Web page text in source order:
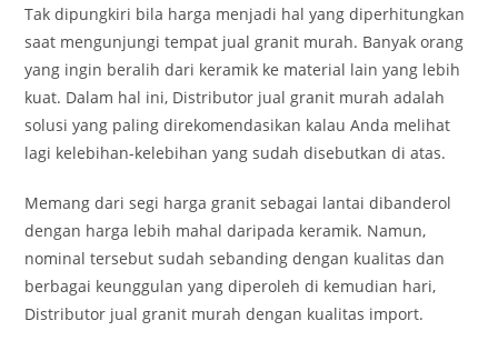
Tak dipungkiri bila harga menjadi hal yang diperhitungkan
saat mengunjungi tempat jual granit murah. Banyak orang
yang ingin beralih dari keramik ke material lain yang lebih
kuat. Dalam hal ini, Distributor jual granit murah adalah
solusi yang paling direkomendasikan kalau Anda melihat
lagi kelebihan-kelebihan yang sudah disebutkan di atas.
Memang dari segi harga granit sebagai lantai dibanderol
dengan harga lebih mahal daripada keramik. Namun,
nominal tersebut sudah sebanding dengan kualitas dan
berbagai keunggulan yang diperoleh di kemudian hari,
Distributor jual granit murah dengan kualitas import.